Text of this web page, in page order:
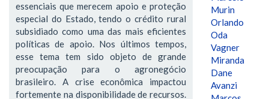
essenciais que merecem apoio e proteção
especial do Estado, tendo o crédito rural
subsidiado como uma das mais eficientes
políticas de apoio. Nos últimos tempos,
esse tema tem sido objeto de grande
preocupação para o agronegócio
brasileiro. A crise econômica impactou
fortemente na disponibilidade de recursos.
Murin
Orlando
Oda
Vagner
Miranda
Dane
Avanzi